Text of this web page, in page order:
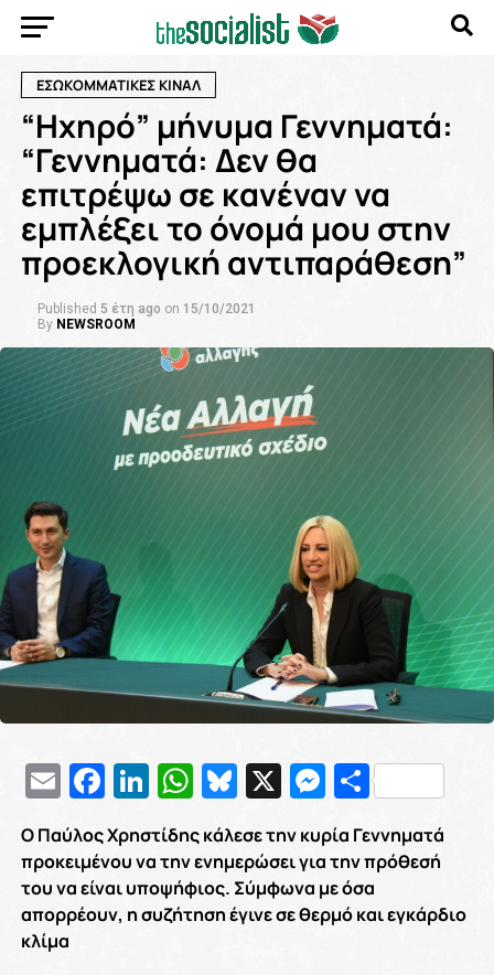
ΕΣΩΚΟΜΜΑΤΙΚΕΣ ΚΙΝΑΛ
“Hxηρό” μήνυμα Γεννηματά:
“Γεννηματά: Δεν θα
επιτρέψω σε κανέναν να
εμπλέξει το όνομά μου στην
προεκλογική αντιπαράθεση”
Published 5 έτη ago on 15/10/2021
By NEWSROOM
EmailFacebook
LinkedIn
WhatsApp
Bluesky
X
Ο Παύλος Χρηστίδης κάλεσε την κυρία Γεννηματά
προκειμένου να την ενημερώσει για την πρόθεσή
του να είναι υποψήφιος. Σύμφωνα με όσα
απορρέουν, η συζήτηση έγινε σε θερμό και εγκάρδιο
κλίμα